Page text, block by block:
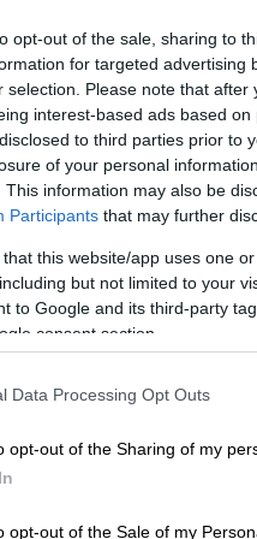
opt-out of the sale, sharing to
for targeted advertising
selection. Please note that
interest-based ads based
to third parties prior to
of your personal
This information may also be
Participants that may further
that this website/app uses one
but not limited to your
to Google and its third-party
consent section.
Data Processing Opt Outs
opt-out of the Sharing of my
opt-out of the Sale of my
Drilling. Θα
Γεώτρησης.
για
αντιπολίτευσης
γίνεται πρόβλημα
η